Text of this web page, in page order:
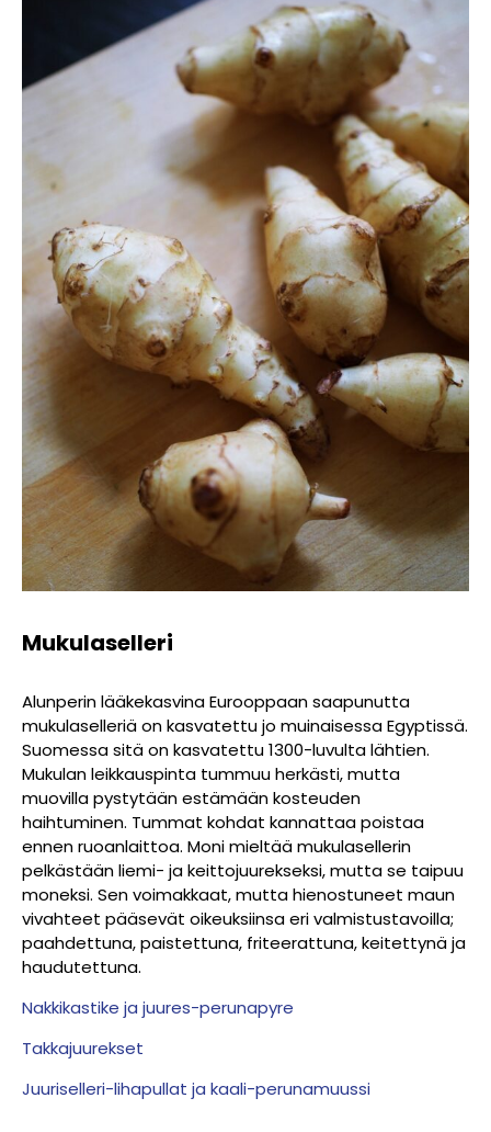
Mukulaselleri
Alunperin lääkekasvina Eurooppaan saapunutta
mukulaselleriä on kasvatettu jo muinaisessa Egyptissä.
Suomessa sitä on kasvatettu 1300-luvulta lähtien.
Mukulan leikkauspinta tummuu herkästi, mutta
muovilla pystytään estämään kosteuden
haihtuminen. Tummat kohdat kannattaa poistaa
ennen ruoanlaittoa. Moni mieltää mukulasellerin
pelkästään liemi- ja keittojuurekseksi, mutta se taipuu
moneksi. Sen voimakkaat, mutta hienostuneet maun
vivahteet pääsevät oikeuksiinsa eri valmistustavoilla;
paahdettuna, paistettuna, friteerattuna, keitettynä ja
haudutettuna.
Nakkikastike ja juures-perunapyre
Takkajuurekset
Juuriselleri-lihapullat ja kaali-perunamuussi